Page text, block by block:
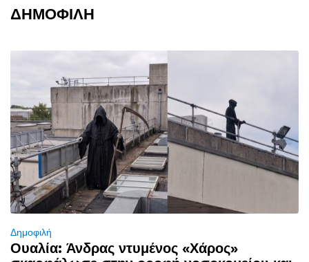
ΔΗΜΟΦΙΛΗ
Δημοφιλή
Ουαλία: Άνδρας ντυμένος «Χάρος»